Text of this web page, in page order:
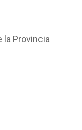
la Provincia